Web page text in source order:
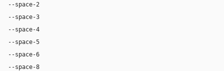
--space-2
--space-3
--space-4
--space-5
--space-6
--space-8